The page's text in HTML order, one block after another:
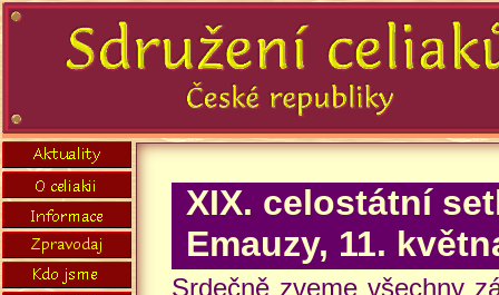
XIX. celostátní
Emauzy, 11.
Srdečně zveme všechny